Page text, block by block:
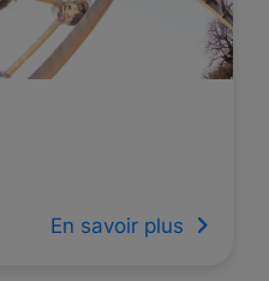
En savoir plus